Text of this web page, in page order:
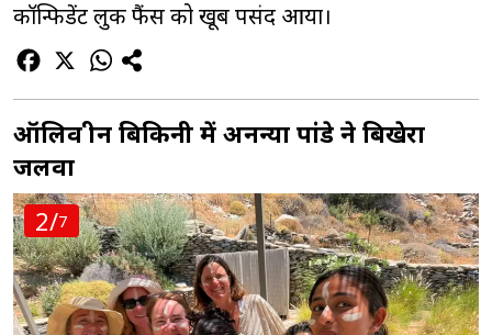
कॉन्फिडेंट लुक फैंस को खूब पसंद आया।
ऑलिव ग्रीन बिकिनी में अनन्या पांडे ने बिखेरा
जलवा
2/7